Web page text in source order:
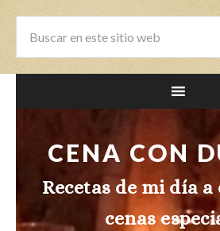
CENA CON
Recetas de mi día
cenas